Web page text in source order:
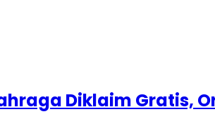
Diklaim Gratis,